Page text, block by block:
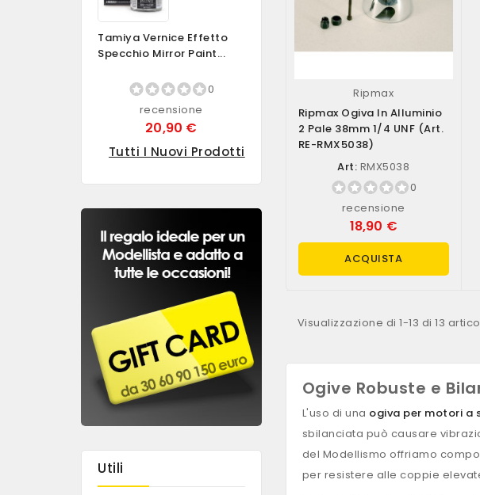
Tamiya Vernice Effetto
Specchio Mirror Paint...
0
recensione
20,90 €
Tutti I Nuovi Prodotti
Utili
Ripmax
Ripmax Ogiva In Alluminio
2 Pale 38mm 1/4 UNF (art.
RE-RMX5038)
Art: RMX5038
0
recensione
18,90 €
ACQUISTA
Visualizzazione di 1-13 di 13
Ogive Robuste e
L'uso di una ogiva per motori a
sbilanciata può causare
del Modellismo offriamo
per resistere alle coppie